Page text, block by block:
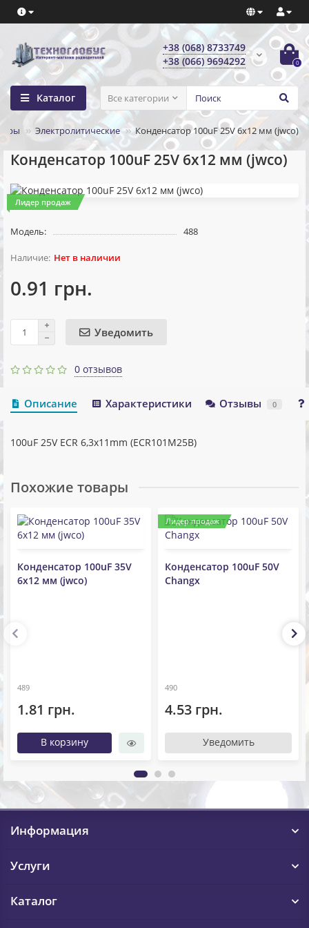
+38 (068) 8733749
+38 (066) 9694292
0
Каталог Все категории
Электролитические Конденсатор 100uF 25V 6x12 мм (jwco)
Конденсатор 100uF 25V 6x12 мм (jwco)
Лидер продаж
Модель: 488
Нет в наличии
0.91 грн.
Уведомить
0 отзывов
Описание Характеристики Отзывы 0
100uF 25V ECR 6,3x11mm (ECR101M25B)
Похожие товары
Конденсатор 100uF 35V
6x12 мм (jwco)
489
1.81 грн.
В корзину
Лидер продаж
Конденсатор 100uF 50V
Changx
490
4.53 грн.
Уведомить
Информация
Услуги
Каталог